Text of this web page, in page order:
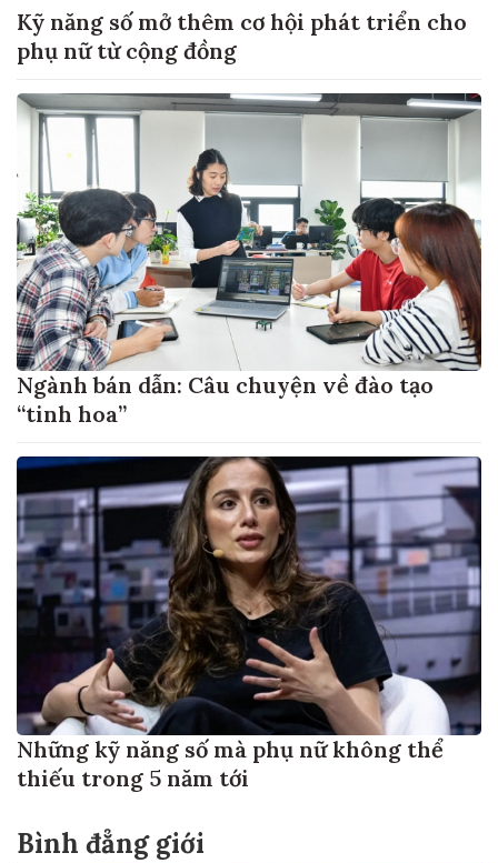
Kỹ năng số mở thêm cơ hội phát triển cho
phụ nữ từ cộng đồng
Ngành bán dẫn: Câu chuyện về đào tạo
“tinh hoa”
Những kỹ năng số mà phụ nữ không thể
thiếu trong 5 năm tới
Bình đẳng giới